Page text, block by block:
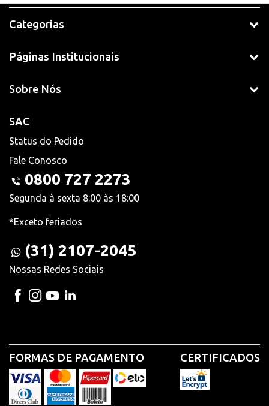
Categorias
Páginas Institucionais
Sobre Nós
SAC
Status do Pedido
Fale Conosco
0800 727 2273
Segunda à sexta 8:00 às 18:00
*Exceto feriados
(31) 2107-2045
Nossas Redes Sociais
FORMAS DE PAGAMENTO CERTIFICADOS